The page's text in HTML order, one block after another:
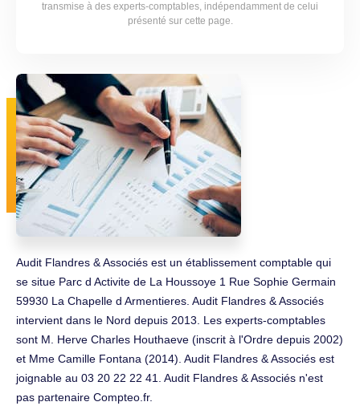
transmise à des experts-comptables, indépendamment de celui
présenté sur cette page.
Audit Flandres & Associés est un établissement comptable qui
se situe Parc d Activite de La Houssoye 1 Rue Sophie Germain
59930 La Chapelle d Armentieres. Audit Flandres & Associés
intervient dans le Nord depuis 2013. Les experts-comptables
sont M. Herve Charles Houthaeve (inscrit à l'Ordre depuis 2002)
et Mme Camille Fontana (2014). Audit Flandres & Associés est
joignable au 03 20 22 22 41. Audit Flandres & Associés n'est
pas partenaire Compteo.fr.